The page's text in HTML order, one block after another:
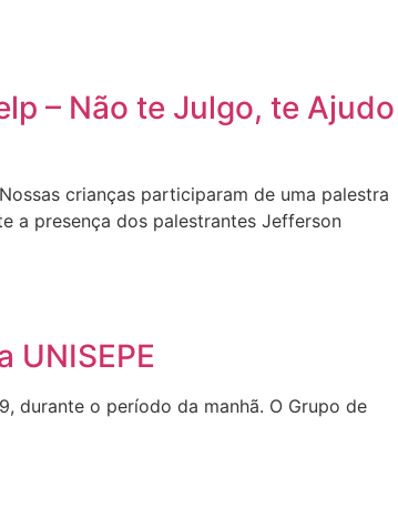
– Não te Julgo, te Ajudo
crianças participaram de uma palestra
a presença dos palestrantes Jefferson
UNISEPE
durante o período da manhã. O Grupo de